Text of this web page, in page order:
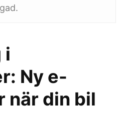
i
Ny e-
när din bil